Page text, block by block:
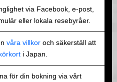
via Facebook, e-post,
eller lokala resebyråer.
våra villkor och säkerställ att
i Japan.
för din bokning via vårt